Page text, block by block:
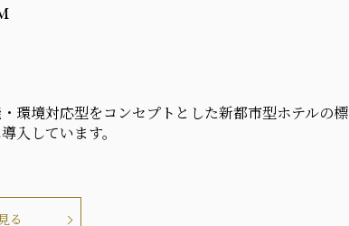
環境対応型をコンセプトとした新都市型ホテルの標
入しています。
る